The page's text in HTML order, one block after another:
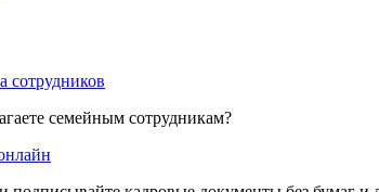
сотрудников
семейным сотрудникам?